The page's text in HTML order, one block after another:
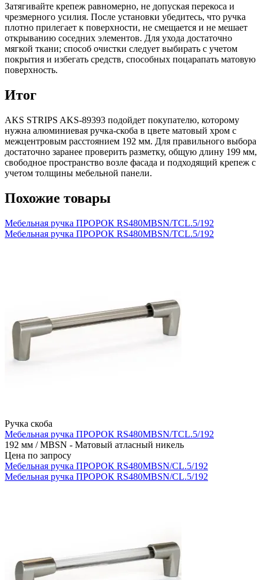
Затягивайте крепеж равномерно, не допуская перекоса и
чрезмерного усилия. После установки убедитесь, что ручка
плотно прилегает к поверхности, не смещается и не мешает
открыванию соседних элементов. Для ухода достаточно
мягкой ткани; способ очистки следует выбирать с учетом
покрытия и избегать средств, способных поцарапать матовую
поверхность.
Итог
AKS STRIPS AKS-89393 подойдет покупателю, которому
нужна алюминиевая ручка-скоба в цвете матовый хром с
межцентровым расстоянием 192 мм. Для правильного выбора
достаточно заранее проверить разметку, общую длину 199 мм,
свободное пространство возле фасада и подходящий крепеж с
учетом толщины мебельной панели.
Похожие товары
Мебельная ручка ПРОРОК RS480MBSN/TCL.5/192
Мебельная ручка ПРОРОК RS480MBSN/TCL.5/192
Ручка скоба
Мебельная ручка ПРОРОК RS480MBSN/TCL.5/192
192 мм / MBSN - Матовый атласный никель
Цена по запросу
Мебельная ручка ПРОРОК RS480MBSN/CL.5/192
Мебельная ручка ПРОРОК RS480MBSN/CL.5/192